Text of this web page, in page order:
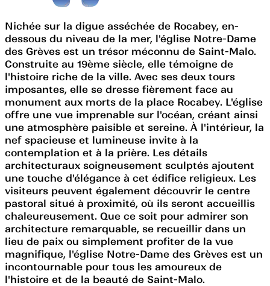
Nichée sur la digue asséchée de Rocabey, en-
dessous du niveau de la mer, l'église Notre-Dame
des Grèves est un trésor méconnu de Saint-Malo.
Construite au 19ème siècle, elle témoigne de
l'histoire riche de la ville. Avec ses deux tours
imposantes, elle se dresse fièrement face au
monument aux morts de la place Rocabey. L'église
offre une vue imprenable sur l'océan, créant ainsi
une atmosphère paisible et sereine. À l'intérieur, la
nef spacieuse et lumineuse invite à la
contemplation et à la prière. Les détails
architecturaux soigneusement sculptés ajoutent
une touche d'élégance à cet édifice religieux. Les
visiteurs peuvent également découvrir le centre
pastoral situé à proximité, où ils seront accueillis
chaleureusement. Que ce soit pour admirer son
architecture remarquable, se recueillir dans un
lieu de paix ou simplement profiter de la vue
magnifique, l'église Notre-Dame des Grèves est un
incontournable pour tous les amoureux de
l'histoire et de la beauté de Saint-Malo.